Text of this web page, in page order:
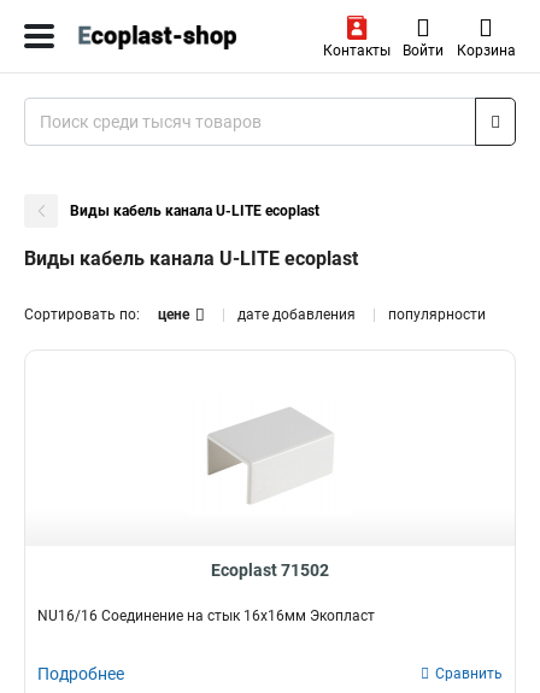
Контакты Войти Корзина
Виды кабель канала U-LITE ecoplast
Виды кабель канала U-LITE ecoplast
Сортировать по: цене дате добавления популярности
Ecoplast 71502
NU16/16 Соединение на стык 16х16мм Экопласт
Подробнее Сравнить